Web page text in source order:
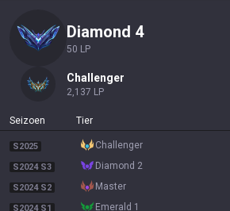
diamond 4
50 LP
challenger
2,137 LP
Seizoen Tier
S2025 challenger
S2024 S3 diamond 2
S2024 S2 master
S2024 S1 emerald 1